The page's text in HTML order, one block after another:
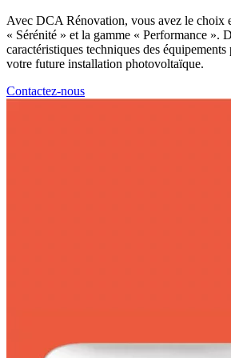
Avec DCA Rénovation, vous avez le choix
« Sérénité » et la gamme « Performance ».
caractéristiques techniques des
votre future installation photovoltaïque.
Contactez-nous